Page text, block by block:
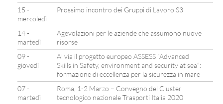
15 -
mercoledì
Prossimo incontro dei Gruppi di Lavoro S3
14 -
martedì
Agevolazioni per le aziende che assumono nuove
risorse
09 -
giovedì
Al via il progetto europeo ASSESS “Advanced
Skills in Safety, environment and security at sea”:
formazione di eccellenza per la sicurezza in mare
07 -
martedì
Roma, 1-2 Marzo – Convegno del Cluster
tecnologico nazionale Trasporti Italia 2020